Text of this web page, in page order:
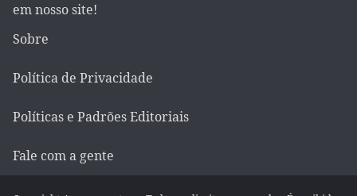
em nosso site!
Sobre
Política de Privacidade
Políticas e Padrões Editoriais
Fale com a gente